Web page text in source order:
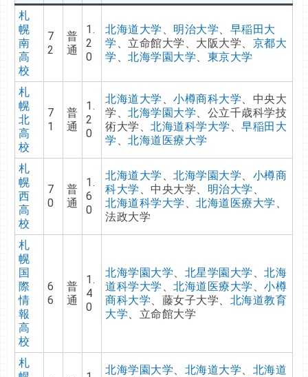
札
幌
南
高
校
7
2
普
通
1.
2
0
北海道大学 明治大学
早稲田大
学 、立命館大学、大阪大学、 京都大
学 、北海学園大学 東京大学
札
幌
北
高
校
7
1
普
通
1.
2
0
北海道大学 、小樽商科大学 、中央大
学、北海学園大学 、公立千歳科学技
術大学、北海道科学大学 、早稲田大
学 、北海道医療大学
札
幌
西
高
校
7
0
普
通
1.
6
0
北海道大学 、北海学園大学
小樽商
科大学 、中央大学、 明治大学
北海道科学大学 、北海道医療大学
法政大学
札
幌
国
際
情
報
高
校
6
6
普
通
1.
4
0
北海学園大学 北星学園大学 、北海
道科学大学 、北海道医療大学 、小樽
商科大学 、藤女子大学、 北海道教育
大学 、立命館大学
札
北海学園大学 北海道大学
北海道